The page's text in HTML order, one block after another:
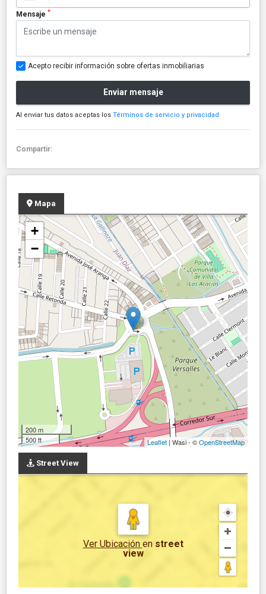
Mensaje *
Acepto recibir información sobre ofertas inmobiliarias
Enviar mensaje
Al enviar tus datos aceptas los Términos de servicio y privacidad
Compartir:
Mapa
+
−
200 m
500 ft
Leaflet | Wasi - ©OpenStreetMap
Street View
Ver Ubicación en street
view